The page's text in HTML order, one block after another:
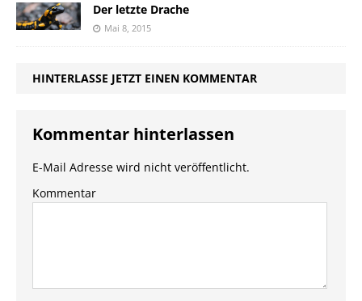
Der letzte Drache
Mai 8, 2015
HINTERLASSE JETZT EINEN KOMMENTAR
Kommentar hinterlassen
E-Mail Adresse wird nicht veröffentlicht.
Kommentar